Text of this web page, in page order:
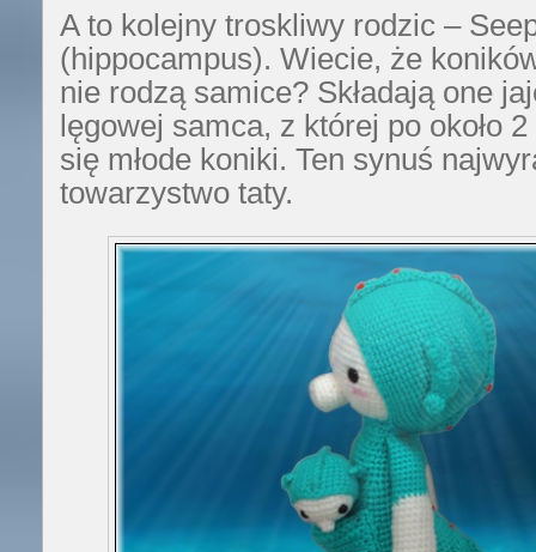
A to kolejny troskliwy rodzic –
(hippocampus). Wiecie, że
nie rodzą samice? Składają one
lęgowej samca, z której po około
się młode koniki. Ten synuś
towarzystwo taty.